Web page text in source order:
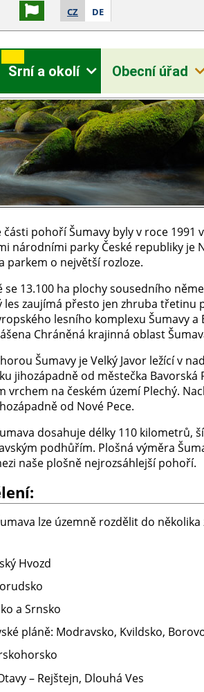
CZ DE
Srní a okolí Obecní úřad
části pohoří Šumavy byly v roce 1991
národními parky České republiky je
parkem o největší rozloze.
se 13.100 ha plochy sousedního
les zaujímá přesto jen zhruba třetinu
lesního komplexu Šumavy a
Chráněná krajinná oblast
Šumavy je Velký Javor ležící v
jihozápadně od městečka Bavorská
vrchem na českém území Plechý.
od Nové Pece.
dosahuje délky 110 kilometrů,
podhůřím. Plošná výměra
naše plošně nejrozsáhlejší pohoří.
lze územně rozdělit do
Hvozd
a Srnsko
pláně: Modravsko, Kvildsko,
– Rejštejn, Dlouhá Ves